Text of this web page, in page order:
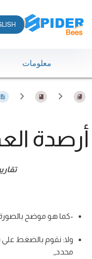
معلومات
أرصدة
-كما هو موضح
ولا: نقوم بالضغط
محدد,,